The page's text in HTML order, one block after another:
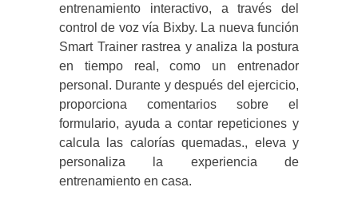
entrenamiento interactivo, a través del
control de voz vía Bixby. La nueva función
Smart Trainer rastrea y analiza la postura
en tiempo real, como un entrenador
personal. Durante y después del ejercicio,
proporciona comentarios sobre el
formulario, ayuda a contar repeticiones y
calcula las calorías quemadas., eleva y
personaliza la experiencia de
entrenamiento en casa.